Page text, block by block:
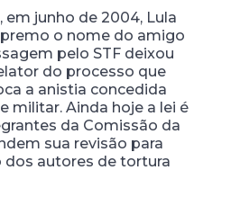
em junho de 2004, Lula
o nome do amigo
pelo STF deixou
do processo que
a anistia concedida
militar. Ainda hoje a lei é
da Comissão da
sua revisão para
autores de tortura